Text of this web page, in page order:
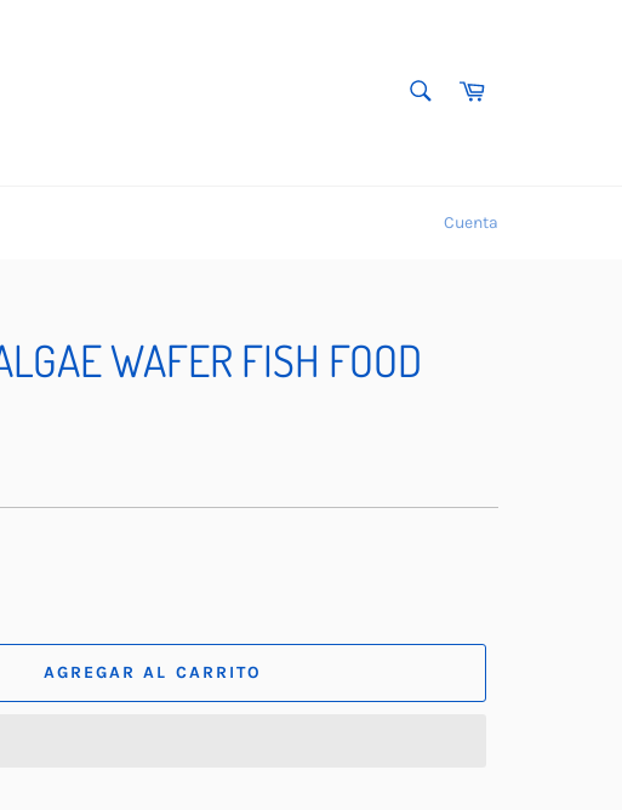
Carrito
Cuenta
WAFER FISH FOOD
AGREGAR AL CARRITO